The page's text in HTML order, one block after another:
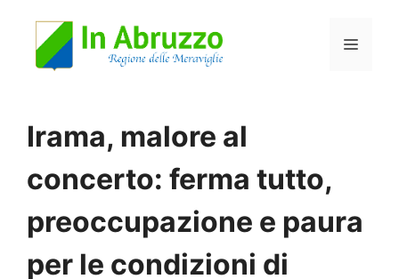
Menu
Irama, malore al
concerto: ferma tutto,
preoccupazione e paura
per le condizioni di